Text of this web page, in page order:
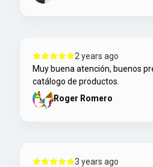
2 years ago
Muy buena atención, buenos
catálogo de productos.
Roger Romero
3 years ago